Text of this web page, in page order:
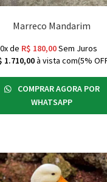
Marreco Mandarim
de R$ 180,00Sem Juros
1.710,00à vista com(5%
COMPRAR AGORA POR
WHATSAPP